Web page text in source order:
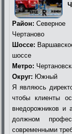
Район: Северное
Чертаново
Шоссе:
шоссе
Метро:
Округ: Южный
Я являюсь
чтобы клиенты
внедорожников и
должном
современными